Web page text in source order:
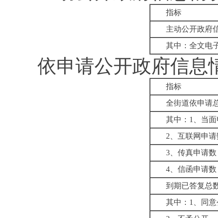
指标
主动公开政府
其中：全文电
依申请公开政府信息
指标
全街道依申请
其中： 1
、当
2 、互联网申
3 、传真申请数
4 、信函申请数
到期已答复总
其中： 1
同